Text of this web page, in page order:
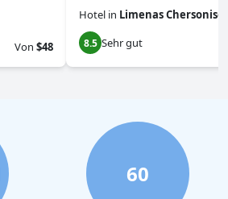
Von $48
Hotel in Limenas
8.5 Sehr gut
60